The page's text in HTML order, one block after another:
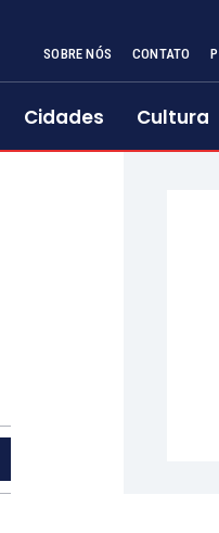
SOBRE NÓS CONTATO
Cidades Cultura